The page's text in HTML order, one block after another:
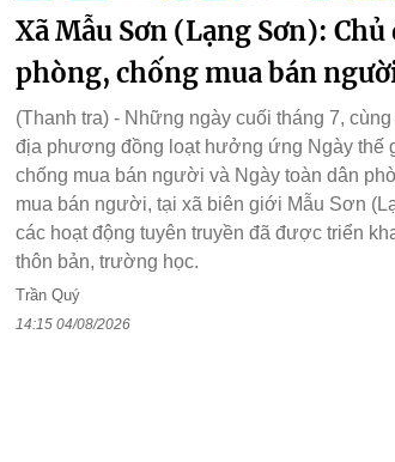
Xã Mẫu Sơn (Lạng Sơn):
phòng, chống mua bán
(Thanh tra) - Những ngày cuối tháng 7,
địa phương đồng loạt hưởng ứng Ngày thế
chống mua bán người và Ngày toàn dân
mua bán người, tại xã biên giới Mẫu Sơn
các hoạt động tuyên truyền đã được triển
thôn bản, trường học.
Trần Quý
14:15 04/08/2026